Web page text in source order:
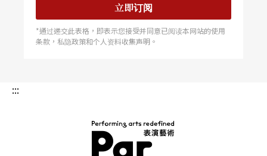
立即订阅
*通过递交此表格，即表示您接受并同意已阅读本网站的使用
条款，私隐政策和个人资料收集声明。
:::